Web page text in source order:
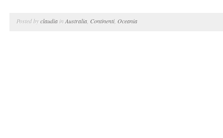
Posted byclaudia in Australia Continenti, Oceania